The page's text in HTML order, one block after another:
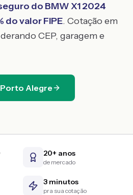
do BMWX12024
do valor FIPE. Cotação em
CEP, garagem e
Porto Alegre
20+ anos
de mercado
3 minutos
pra sua cotação